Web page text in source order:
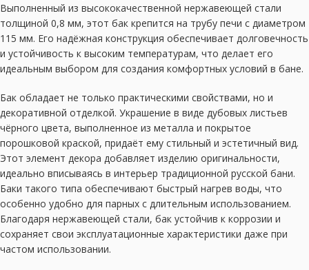
Выполненный из высококачественной нержавеющей стали
толщиной 0,8 мм, этот бак крепится на трубу печи с диаметром
115 мм. Его надёжная конструкция обеспечивает долговечность
и устойчивость к высоким температурам, что делает его
идеальным выбором для создания комфортных условий в бане.
Бак обладает не только практическими свойствами, но и
декоративной отделкой. Украшение в виде дубовых листьев
чёрного цвета, выполненное из металла и покрытое
порошковой краской, придаёт ему стильный и эстетичный вид.
Этот элемент декора добавляет изделию оригинальности,
идеально вписываясь в интерьер традиционной русской бани.
Баки такого типа обеспечивают быстрый нагрев воды, что
особенно удобно для парных с длительным использованием.
Благодаря нержавеющей стали, бак устойчив к коррозии и
сохраняет свои эксплуатационные характеристики даже при
частом использовании.